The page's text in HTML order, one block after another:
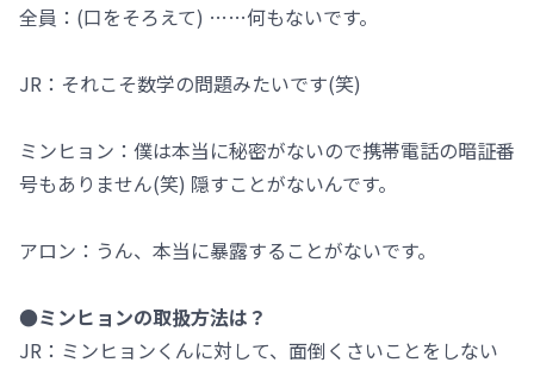
全員：(口をそろえて) ……何もないです。
JR：それこそ数学の問題みたいです(笑)
ミンヒョン：僕は本当に秘密がないので携帯電話の暗証番
号もありません(笑) 隠すことがないんです。
アロン：うん、本当に暴露することがないです。
●ミンヒョンの取扱方法は？
JR：ミンヒョンくんに対して、面倒くさいことをしない